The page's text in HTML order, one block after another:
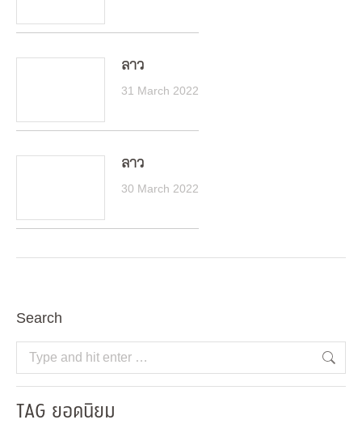
ลาว
31 March 2022
ลาว
30 March 2022
Search
Search:
TAG ยอดนิยม